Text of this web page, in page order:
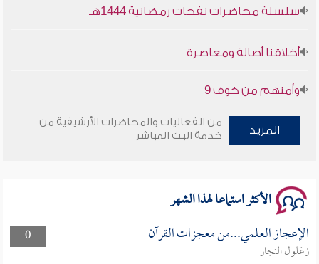
سلسلة محاضرات نفحات رمضانية 1444هـ
المزيد
من الفعاليات والمحاضرات الأرشيفية من
خدمة البث المباشر
الأكثر استماعا لهذا الشهر
0 الإعجاز العلمي...من معجزات القرآن
زغلول النجار